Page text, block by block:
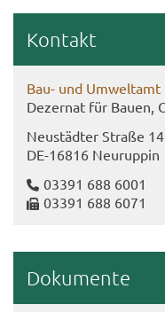
Kon­takt
Bau- und Um­welt­amt
De­zer­nat für Bauen,
Neu­städ­ter Stra­ße 14
DE-​16816 Neu­rup­pin
03391 688 6001
03391 688 6071
Do­ku­men­te